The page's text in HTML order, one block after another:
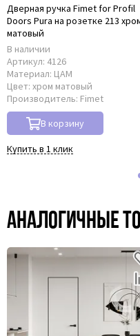
Дверная ручка Fimet for Рrofil
Doors Pura на розетке 213
матовый
В наличии
Артикул: 4126
Материал: ЦАМ
Цвет: хром матовый
Производитель: Fimet
В корзину
Купить в 1 клик
Аналогичные